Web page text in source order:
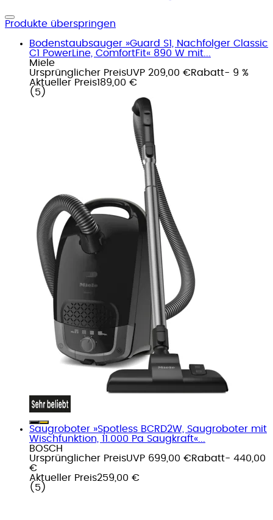
Produkte überspringen
Bodenstaubsauger »Guard S1, Nachfolger Classic
C1 PowerLine, ComfortFit« 890 W mit...
Miele
Ursprünglicher PreisUVP 209,00 €Rabatt- 9 %
Aktueller Preis189,00 €
( 5 )
Saugroboter »Spotless BCRD2W, Saugroboter mit
Wischfunktion, 11.000 Pa Saugkraft«...
BOSCH
Ursprünglicher PreisUVP 699,00 €Rabatt- 440,00
€
Aktueller Preis259,00 €
( 5 )